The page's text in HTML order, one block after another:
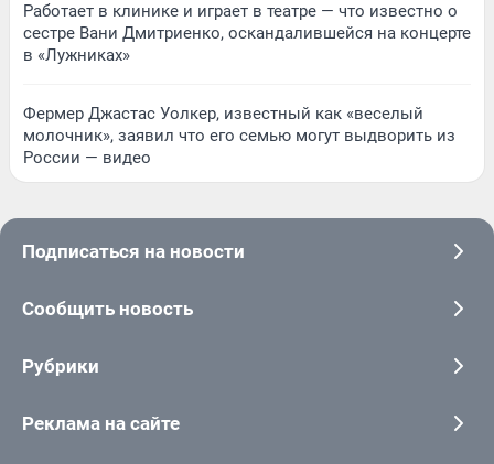
Работает в клинике и играет в театре — что известно о
сестре Вани Дмитриенко, оскандалившейся на концерте
в «Лужниках»
Фермер Джастас Уолкер, известный как «веселый
молочник», заявил что его семью могут выдворить из
России — видео
Подписаться на новости
Сообщить новость
Рубрики
Реклама на сайте